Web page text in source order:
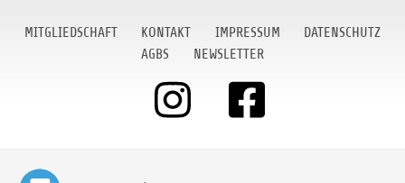
MITGLIEDSCHAFT KONTAKT IMPRESSUM
DATENSCHUTZ
AGBS
NEWSLETTER